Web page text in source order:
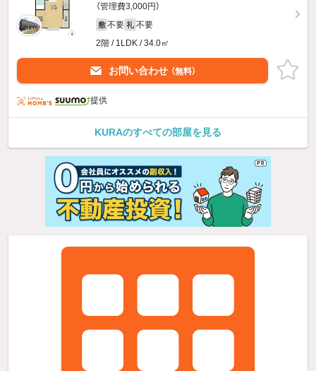
（管理費3,000円）
敷 不要 礼 不要
2階 / 1LDK / 34.0㎡
お問い合わせ （無料）
提供
KURAのすべての部屋を見る